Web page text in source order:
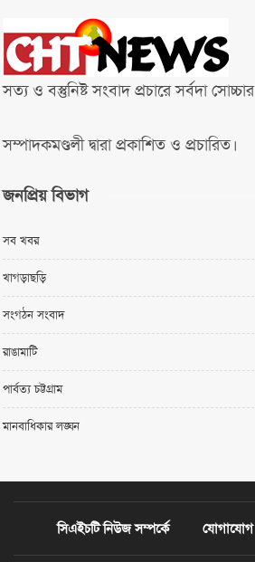
সত্য ও বস্তুনিষ্ট সংবাদ প্রচারে সর্বদা সোচ্চার
সম্পাদকমণ্ডলী দ্বারা প্রকাশিত ও প্রচারিত।
জনপ্রিয় বিভাগ
সব খবর
খাগড়াছড়ি
সংগঠন সংবাদ
রাঙামাটি
পার্বত্য চট্টগ্রাম
মানবাধিকার লঙ্ঘন
সিএইচটি নিউজ সম্পর্কে যোগাযোগ